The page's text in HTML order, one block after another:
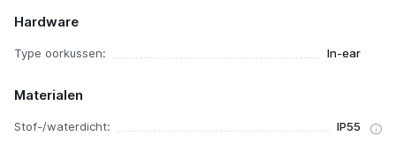
Hardware
Type oorkussen: In-ear
Materialen
Stof-/waterdicht: IP55